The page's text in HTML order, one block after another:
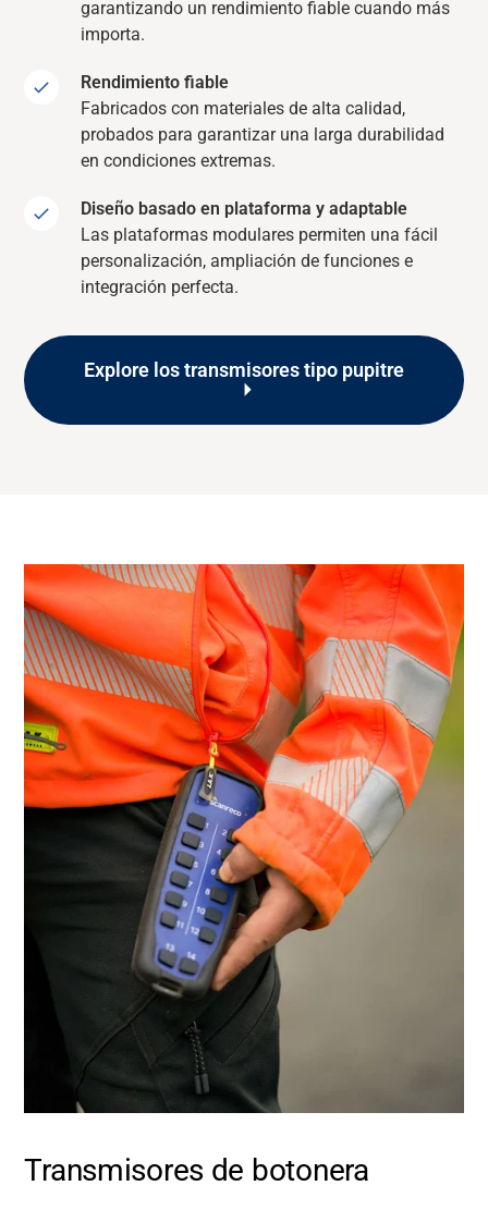
garantizando un rendimiento fiable cuando más
importa.
Rendimiento fiable
Fabricados con materiales de alta calidad,
probados para garantizar una larga durabilidad
en condiciones extremas.
Diseño basado en plataforma y adaptable
Las plataformas modulares permiten una fácil
personalización, ampliación de funciones e
integración perfecta.
Explore los transmisores tipo pupitre
Transmisores de botonera